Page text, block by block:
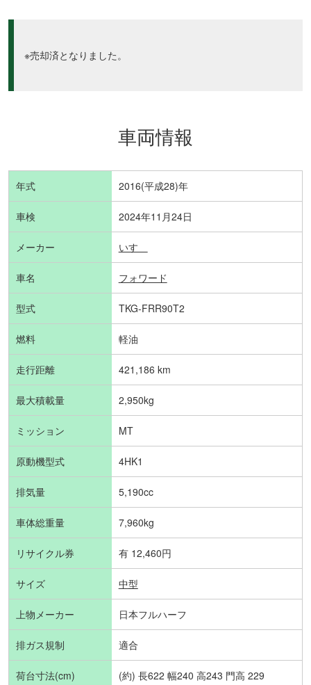
※売却済となりました。
車両情報
年式 2016(平成28)年
車検 2024年11月24日
メーカー いすゞ
車名 フォワード
型式 TKG-FRR90T2
燃料 軽油
走行距離 421,186 km
最大積載量 2,950kg
ミッション MT
原動機型式 4HK1
排気量 5,190cc
車体総重量 7,960kg
リサイクル券 有 12,460円
サイズ 中型
上物メーカー 日本フルハーフ
排ガス規制 適合
荷台寸法(cm) (約) 長622 幅240 高243 門高 229